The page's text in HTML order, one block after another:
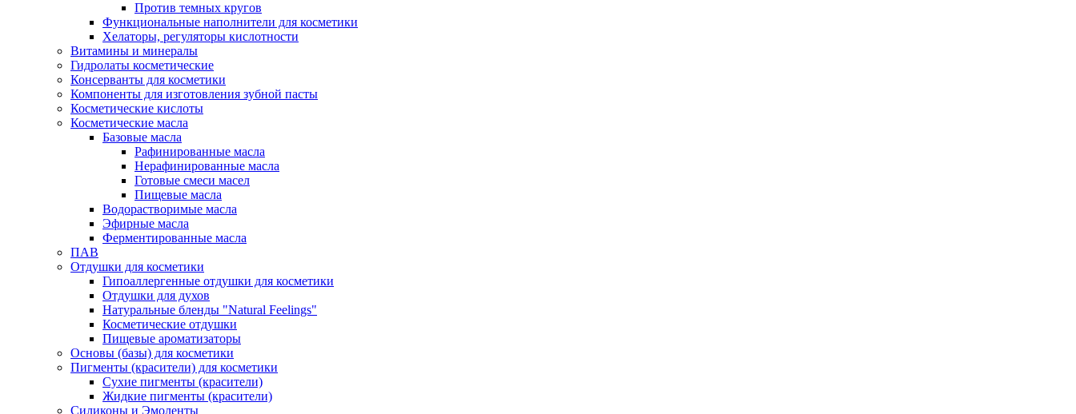
Против темных кругов
Функциональные наполнители для косметики
Хелаторы, регуляторы кислотности
Витамины и минералы
Гидролаты косметические
Консерванты для косметики
Компоненты для изготовления зубной пасты
Косметические кислоты
Косметические масла
Базовые масла
Рафинированные масла
Нерафинированные масла
Готовые смеси масел
Пищевые масла
Водорастворимые масла
Эфирные масла
Ферментированные масла
ПАВ
Отдушки для косметики
Гипоаллергенные отдушки для косметики
Отдушки для духов
Натуральные бленды "Natural Feelings"
Косметические отдушки
Пищевые ароматизаторы
Основы (базы) для косметики
Пигменты (красители) для косметики
Сухие пигменты (красители)
Жидкие пигменты (красители)
Силиконы и Эмоленты